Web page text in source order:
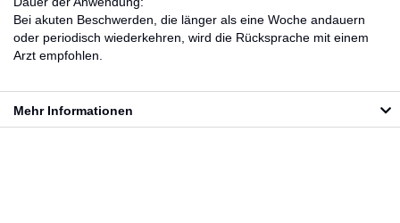
Bei akuten Beschwerden, die länger als eine Woche andauern
oder periodisch wiederkehren, wird die Rücksprache mit einem
Arzt empfohlen.
Mehr Informationen